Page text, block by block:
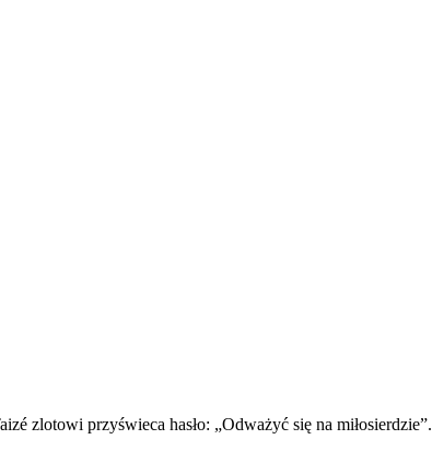
zlotowi przyświeca hasło: „Odważyć się na miłosierdzie”.